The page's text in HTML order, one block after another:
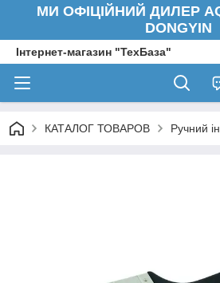
МИ ОФІЦІЙНИЙ ДИЛЕР
DONGYIN
Інтернет-магазин "ТехБаза"
КАТАЛОГ ТОВАРОВ Ручний